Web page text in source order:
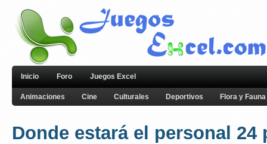
Inicio Foro Juegos Excel
Animaciones Cine Culturales Deportivos Flora y Fauna
Donde estará el personal 24